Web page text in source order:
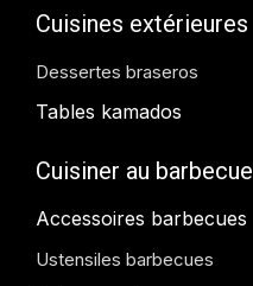
Cuisines extérieures
Dessertes braseros
Tables kamados
Cuisiner au barbecue
Accessoires barbecues
Ustensiles barbecues